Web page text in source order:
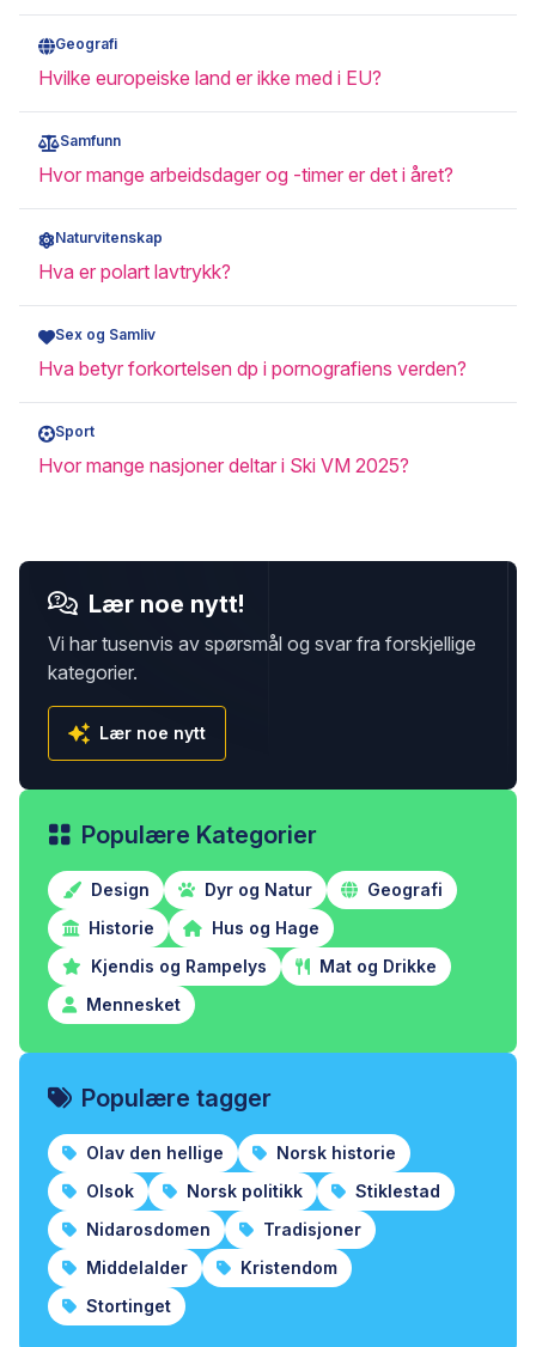
Geografi
Hvilke europeiske land er ikke med i EU?
Samfunn
Hvor mange arbeidsdager og -timer er det i året?
Naturvitenskap
Hva er polart lavtrykk?
Sex og Samliv
Hva betyr forkortelsen dp i pornografiens verden?
Sport
Hvor mange nasjoner deltar i Ski VM 2025?
Lær noe nytt!
Vi har tusenvis av spørsmål og svar fra forskjellige
kategorier.
Lær noe nytt
Populære Kategorier
Design Dyr og Natur
Geografi
Historie
Hus og Hage
Kjendis og Rampelys
Mat og Drikke
Mennesket
Populære tagger
Olav den hellige
Norsk historie
Olsok
Norsk politikk
Stiklestad
Nidarosdomen
Tradisjoner
Middelalder
Kristendom
Stortinget